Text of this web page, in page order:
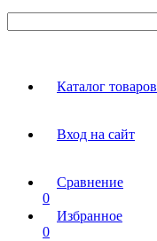
Каталог товаров
Вход на сайт
Сравнение
0
Избранное
0